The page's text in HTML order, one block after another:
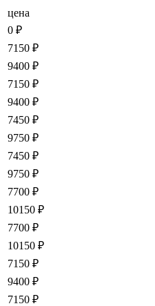
цена
0 ₽
7150 ₽
9400 ₽
7150 ₽
9400 ₽
7450 ₽
9750 ₽
7450 ₽
9750 ₽
7700 ₽
10150 ₽
7700 ₽
10150 ₽
7150 ₽
9400 ₽
7150 ₽